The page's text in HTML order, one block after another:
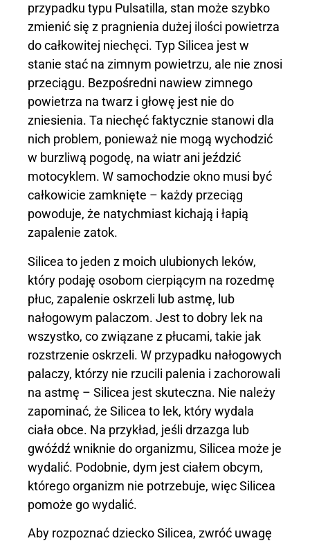
przypadku typu Pulsatilla, stan może szybko
zmienić się z pragnienia dużej ilości powietrza
do całkowitej niechęci. Typ Silicea jest w
stanie stać na zimnym powietrzu, ale nie znosi
przeciągu. Bezpośredni nawiew zimnego
powietrza na twarz i głowę jest nie do
zniesienia. Ta niechęć faktycznie stanowi dla
nich problem, ponieważ nie mogą wychodzić
w burzliwą pogodę, na wiatr ani jeździć
motocyklem. W samochodzie okno musi być
całkowicie zamknięte – każdy przeciąg
powoduje, że natychmiast kichają i łapią
zapalenie zatok.
Silicea to jeden z moich ulubionych leków,
który podaję osobom cierpiącym na rozedmę
płuc, zapalenie oskrzeli lub astmę, lub
nałogowym palaczom. Jest to dobry lek na
wszystko, co związane z płucami, takie jak
rozstrzenie oskrzeli. W przypadku nałogowych
palaczy, którzy nie rzucili palenia i zachorowali
na astmę – Silicea jest skuteczna. Nie należy
zapominać, że Silicea to lek, który wydala
ciała obce. Na przykład, jeśli drzazga lub
gwóźdź wniknie do organizmu, Silicea może je
wydalić. Podobnie, dym jest ciałem obcym,
którego organizm nie potrzebuje, więc Silicea
pomoże go wydalić.
Aby rozpoznać dziecko Silicea, zwróć uwagę